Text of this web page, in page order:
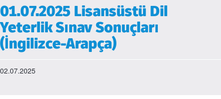
01.07.2025 Lisansüstü Dil
Yeterlik Sınav Sonuçları
(İngilizce-Arapça)
02.07.2025